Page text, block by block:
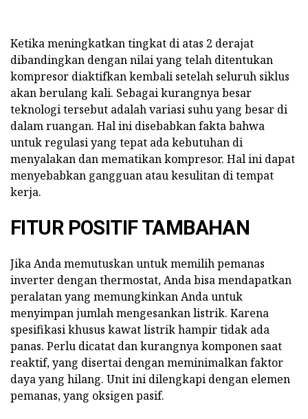
Ketika meningkatkan tingkat di atas 2 derajat
dibandingkan dengan nilai yang telah ditentukan
kompresor diaktifkan kembali setelah seluruh siklus
akan berulang kali. Sebagai kurangnya besar
teknologi tersebut adalah variasi suhu yang besar di
dalam ruangan. Hal ini disebabkan fakta bahwa
untuk regulasi yang tepat ada kebutuhan di
menyalakan dan mematikan kompresor. Hal ini dapat
menyebabkan gangguan atau kesulitan di tempat
kerja.
FITUR POSITIF TAMBAHAN
Jika Anda memutuskan untuk memilih pemanas
inverter dengan thermostat, Anda bisa mendapatkan
peralatan yang memungkinkan Anda untuk
menyimpan jumlah mengesankan listrik. Karena
spesifikasi khusus kawat listrik hampir tidak ada
panas. Perlu dicatat dan kurangnya komponen saat
reaktif, yang disertai dengan meminimalkan faktor
daya yang hilang. Unit ini dilengkapi dengan elemen
pemanas, yang oksigen pasif.